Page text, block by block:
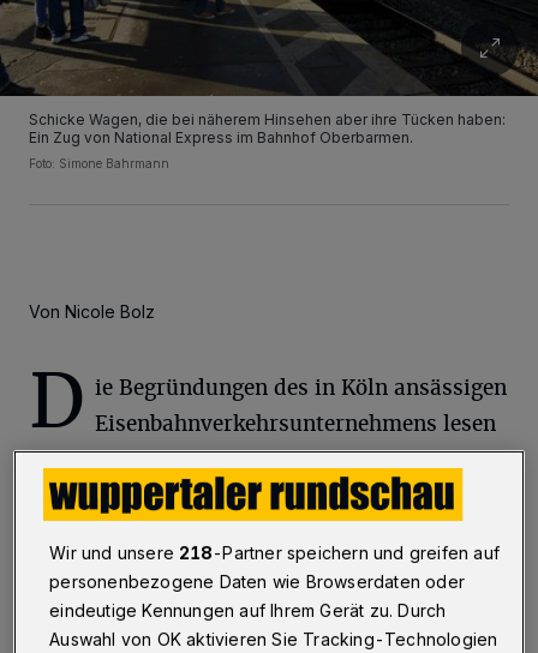
Schicke Wagen, die bei näherem Hinsehen aber ihre Tücken haben:
Ein Zug von National Express im Bahnhof Oberbarmen.
Foto: Simone Bahrmann
Von Nicole Bolz
D ie Begründungen des in Köln ansässigen
Eisenbahnverkehrsunternehmens lesen
sich fast wie eine Bankrotterklärung.
Einer, der täglich auf der Strecke der Linie RE
7 zwischen Wuppertal und Köln pendelt, ist
Jens Glumm. 220 Euro zahlt er für sein
Monatsticket, das ihn theoretisch berechtigt,
Wir und unsere 218-Partner speichern und greifen auf
personenbezogene Daten wie Browserdaten oder
eindeutige Kennungen auf Ihrem Gerät zu. Durch
Auswahl von OK aktivieren Sie Tracking-Technologien